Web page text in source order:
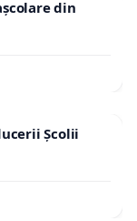
din
Școlii